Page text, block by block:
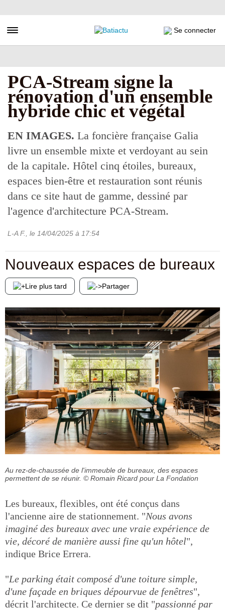
au
principal
Toggle navigation Se connecter
PCA-Stream signe la
rénovation d'un ensemble
hybride chic et végétal
EN IMAGES. La foncière française Galia
livre un ensemble mixte et verdoyant au sein
de la capitale. Hôtel cinq étoiles, bureaux,
espaces bien-être et restauration sont réunis
dans ce site haut de gamme, dessiné par
l'agence d'architecture PCA-Stream.
L-A F. , le 14/04/2025 à 17:54
Nouveaux espaces de bureaux
Lire plus tard Partager
Au rez-de-chaussée de l'immeuble de bureaux, des espaces
permettent de se réunir. © Romain Ricard pour La Fondation
Les bureaux, flexibles, ont été conçus dans
l'ancienne aire de stationnement. "Nous avons
imaginé des bureaux avec une vraie expérience de
vie, décoré de manière aussi fine qu'un hôtel",
indique Brice Errera.
"Le parking était composé d'une toiture simple,
d'une façade en briques dépourvue de fenêtres",
décrit l'architecte. Ce dernier se dit "passionné par